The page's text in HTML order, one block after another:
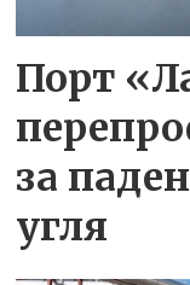
Порт
за
угля